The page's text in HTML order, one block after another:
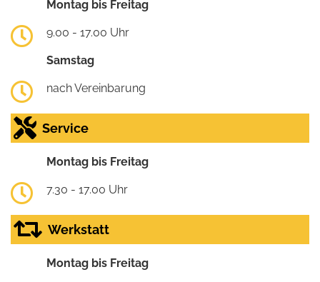
Montag bis Freitag
9.00 - 17.00 Uhr
Samstag
nach Vereinbarung
Service
Montag bis Freitag
7.30 - 17.00 Uhr
Werkstatt
Montag bis Freitag